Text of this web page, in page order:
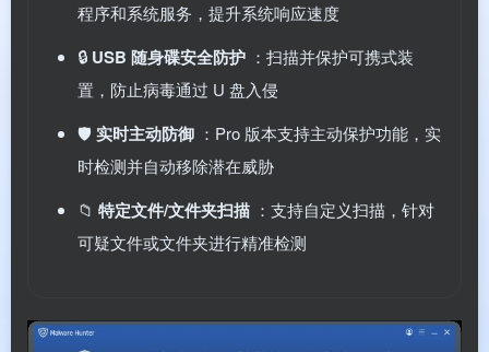
程序和系统服务，提升系统响应速度
🔒 USB 随身碟安全防护 ：扫描并保护可携式装
置，防止病毒通过 U 盘入侵
🛡️ 实时主动防御 ：Pro 版本支持主动保护功能，实
时检测并自动移除潜在威胁
📁 特定文件/文件夹扫描 ：支持自定义扫描，针对
可疑文件或文件夹进行精准检测